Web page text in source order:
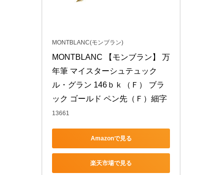
MONTBLANC(モンブラン)
MONTBLANC 【モンブラン】 万
年筆 マイスターシュテュック
ル・グラン 146ｂｋ（Ｆ） ブラ
ック ゴールド ペン先（Ｆ）細字
13661
Amazonで見る
楽天市場で見る